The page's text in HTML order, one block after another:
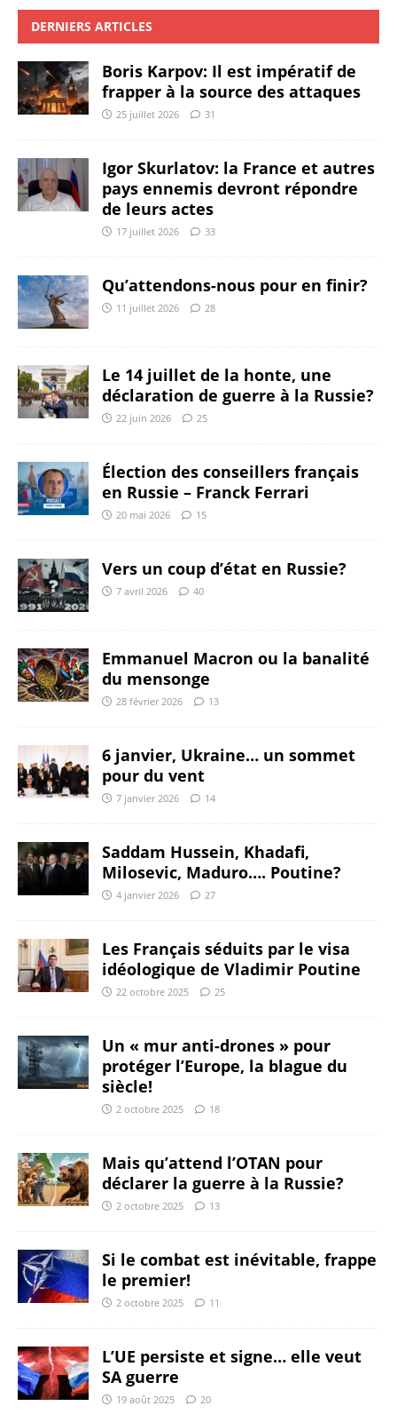
DERNIERS ARTICLES
Boris Karpov: Il est impératif de
frapper à la source des attaques
25 juillet 2026 31
Igor Skurlatov: la France et autres
pays ennemis devront répondre
de leurs actes
17 juillet 2026 33
Qu’attendons-nous pour en finir?
11 juillet 2026 28
Le 14 juillet de la honte, une
déclaration de guerre à la Russie?
22 juin 2026 25
Élection des conseillers français
en Russie – Franck Ferrari
20 mai 2026 15
Vers un coup d’état en Russie?
7 avril 2026 40
Emmanuel Macron ou la banalité
du mensonge
28 février 2026 13
6 janvier, Ukraine… un sommet
pour du vent
7 janvier 2026 14
Saddam Hussein, Khadafi,
Milosevic, Maduro…. Poutine?
4 janvier 2026 27
Les Français séduits par le visa
idéologique de Vladimir Poutine
22 octobre 2025 25
Un « mur anti-drones » pour
protéger l’Europe, la blague du
siècle!
2 octobre 2025 18
Mais qu’attend l’OTAN pour
déclarer la guerre à la Russie?
2 octobre 2025 13
Si le combat est inévitable, frappe
le premier!
2 octobre 2025 11
L’UE persiste et signe… elle veut
SA guerre
19 août 2025 20